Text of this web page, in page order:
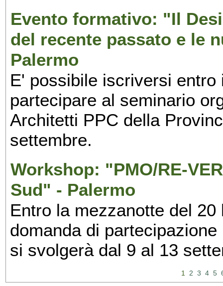
Evento formativo: "Il
del recente passato e le
Palermo
E' possibile iscriversi
partecipare al seminario
Architetti PPC della
settembre.
Workshop: "PMO/RE-
Sud" - Palermo
Entro la mezzanotte del
domanda di
si svolgerà dal 9 al 13
1 2 3 4 5